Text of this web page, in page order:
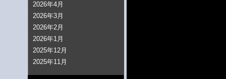
2026年4月
2026年3月
2026年2月
2026年1月
2025年12月
2025年11月